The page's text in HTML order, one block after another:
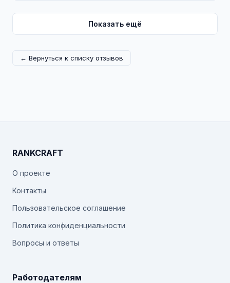
Показать ещё
← Вернуться к списку отзывов
RANKCRAFT
О проекте
Контакты
Пользовательское соглашение
Политика конфиденциальности
Вопросы и ответы
Работодателям